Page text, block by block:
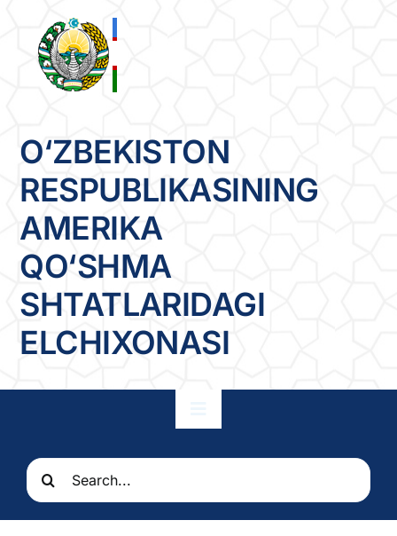
content
O‘ZBEKISTON
RESPUBLIKASINING
AMERIKA
QO‘SHMA
SHTATLARIDAGI
ELCHIXONASI
Munosabatlar
Search
for: